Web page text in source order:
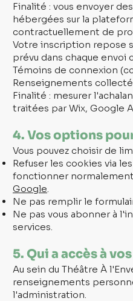
Finalité : vous envoyer
hébergées sur la
contractuellement de
Votre inscription repose
prévu dans chaque
Témoins de connexion
Renseignements
Finalité : mesurer
traitées par Wix, Google
4. Vos options
Vous pouvez choisir de
Refuser les cookies via
fonctionner
Google.
Ne pas remplir le
Ne pas vous abonner à
services.
5. Qui a accès à
Au sein du Théâtre À
renseignements
l'administration.